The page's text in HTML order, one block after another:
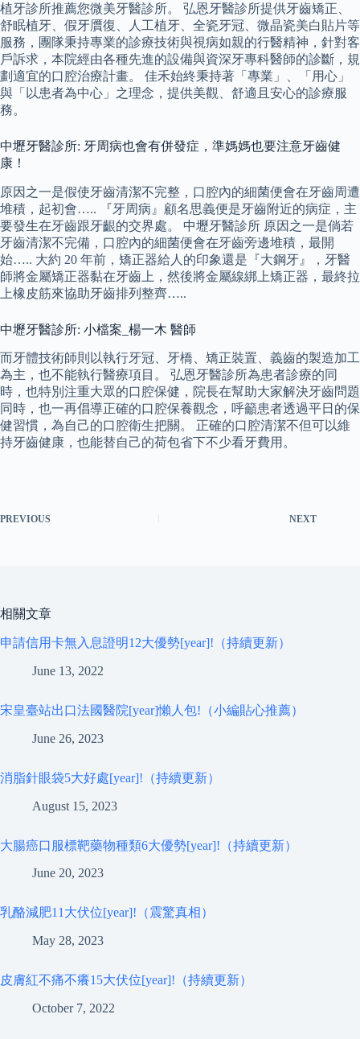
植牙診所推薦您微美牙醫診所。 弘恩牙醫診所提供牙齒矯正、
舒眠植牙、假牙贋復、人工植牙、全瓷牙冠、微晶瓷美白貼片等
服務，團隊秉持專業的診療技術與視病如親的行醫精神，針對客
戶訴求，本院經由各種先進的設備與資深牙專科醫師的診斷，規
劃適宜的口腔治療計畫。 佳禾始終秉持著「專業」、「用心」
與「以患者為中心」之理念，提供美觀、舒適且安心的診療服
務。
中壢牙醫診所: 牙周病也會有併發症，準媽媽也要注意牙齒健
康！
原因之一是假使牙齒清潔不完整，口腔內的細菌便會在牙齒周遭
堆積，起初會….. 『牙周病』顧名思義便是牙齒附近的病症，主
要發生在牙齒跟牙齦的交界處。 中壢牙醫診所 原因之一是倘若
牙齒清潔不完備，口腔內的細菌便會在牙齒旁邊堆積，最開
始….. 大約 20 年前，矯正器給人的印象還是『大鋼牙』，牙醫
師將金屬矯正器黏在牙齒上，然後將金屬線綁上矯正器，最終拉
上橡皮筋來協助牙齒排列整齊…..
中壢牙醫診所: 小檔案_楊一木 醫師
而牙體技術師則以執行牙冠、牙橋、矯正裝置、義齒的製造加工
為主，也不能執行醫療項目。 弘恩牙醫診所為患者診療的同
時，也特別注重大眾的口腔保健，院長在幫助大家解決牙齒問題
同時，也一再倡導正確的口腔保養觀念，呼籲患者透過平日的保
健習慣，為自己的口腔衛生把關。 正確的口腔清潔不但可以維
持牙齒健康，也能替自己的荷包省下不少看牙費用。
PREVIOUS NEXT
相關文章
申請信用卡無入息證明12大優勢[year]!（持續更新）
June 13, 2022
宋皇臺站出口法國醫院[year]懶人包!（小編貼心推薦）
June 26, 2023
消脂針眼袋5大好處[year]!（持續更新）
August 15, 2023
大腸癌口服標靶藥物種類6大優勢[year]!（持續更新）
June 20, 2023
乳酪減肥11大伏位[year]!（震驚真相）
May 28, 2023
皮膚紅不痛不癢15大伏位[year]!（持續更新）
October 7, 2022